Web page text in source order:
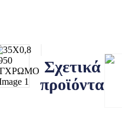
Σχετικά
προϊόντα